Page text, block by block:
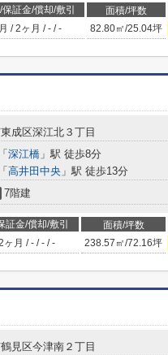
証金/償却/敷引 面積/坪数
/2ヶ月 /- /- 82.80㎡/25.04坪
成区深江北３丁目
深江橋 」駅 徒歩8分
高井田中央 」駅 徒歩13分
7階建
証金/償却/敷引 面積/坪数
ヶ月 /- /- /- 238.57㎡/72.16坪
見区今津南２丁目